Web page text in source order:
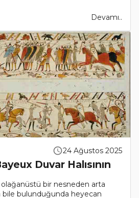
Devamı..
24 Ağustos 2025
Duvar Halısının
olağanüstü bir nesneden arta
bile bulunduğunda heyecan